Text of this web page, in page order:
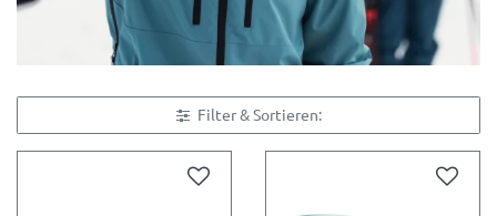
Filter & Sortieren: